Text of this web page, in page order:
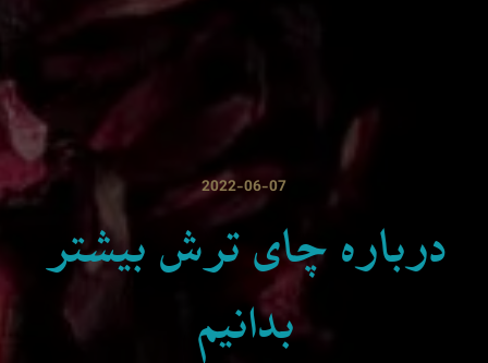
2022-06-07
درباره چای ترش بیشتر
بدانیم